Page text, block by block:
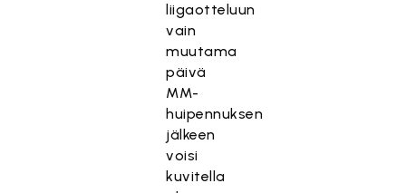
liigaotteluun
vain
muutama
päivä
MM-
huipennuksen
jälkeen
voisi
kuvitella